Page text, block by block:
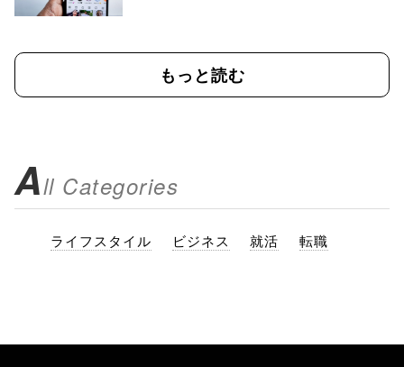
もっと読む
All Categories
ライフスタイル ビジネス 就活 転職